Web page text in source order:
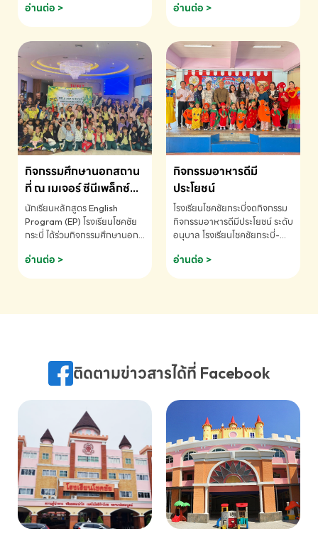
ข้อมูลเพิ่มเติม โทร. 075-691910
อ่านต่อ >
ด.ช.พัทธนันท์ พรหมพันธ์ ชั้น
อนุบาล EP K3 โรงเรียนโชคชัย
แข่งขันคณิตศาสตร์และคณิตคิด
เร็วนานาชาติ ครั้งที่ 46 ประจำปี
2569 ณ ประเทศสิงคโปร์
INTERNATIONAL
MATHEMATICS AND
MENTAL ARITHMETIC
COMPETITION 2026 - ถ้วย
รางวัลรองชนะเลิศอันดับที่ 2
Mental Arithmetic
Competition K2 - ถ้วยรางวัล
รองชนะเลิศอันดับที่ 2 Mental
K2(Grop) โรงเรียนโชคชัยกระบี่-
สอบถามข้อมูลเพิ่มเติม โทร.
075-691910
อ่านต่อ >
กิจกรรมศึกษานอกสถาน
ที่ ณ เมเจอร์ ซีนีเพล็กซ์
ระดับประถมศึกษา (EP.1-
6)
นักเรียนหลักสูตร English
Program (EP) โรงเรียนโชคชัย
กระบี่ ได้ร่วมกิจกรรมศึกษานอก
ชมภาพยนตร์ Toy Story 5
(Soundtrack)เพื่อเสริมทักษะ
ภาษา ผ่านประสบการณ์การเรียนรู้
075-691910
อ่านต่อ >
กิจกรรมอาหารดีมี
ประโยชน์
โรงเรียนโชคชัยกระบี่จดกิจกรรม
กิจกรรมอาหารดีมีประโยชน์ ระดับ
อนุบาล โรงเรียนโชคชัยกระบี่-
075-691910
อ่านต่อ >
ติดตามข่าวสารได้ที่ Facebook